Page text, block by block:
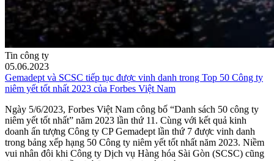
Tin công ty
05.06.2023
Gemadept và SCSC tiếp tục được vinh danh trong Top 50 Công ty
niêm yết tốt nhất 2023 của Forbes Việt Nam
Ngày 5/6/2023, Forbes Việt Nam công bố “Danh sách 50 công ty
niêm yết tốt nhất” năm 2023 lần thứ 11. Cùng với kết quả kinh
doanh ấn tượng Công ty CP Gemadept lần thứ 7 được vinh danh
trong bảng xếp hạng 50 Công ty niêm yết tốt nhất năm 2023. Niềm
vui nhân đôi khi Công ty Dịch vụ Hàng hóa Sài Gòn (SCSC) cũng